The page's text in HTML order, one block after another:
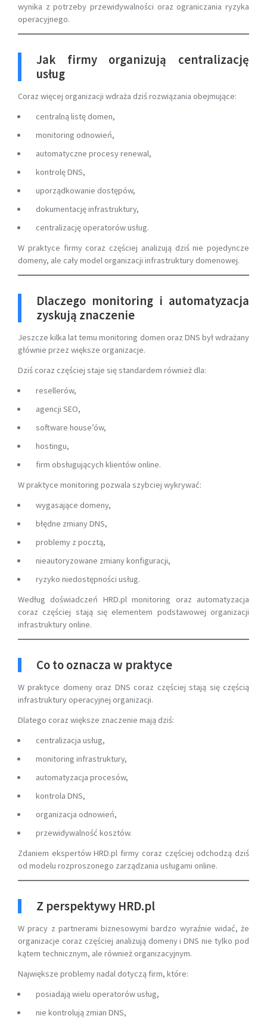
wynika z potrzeby przewidywalności oraz ograniczania ryzyka
operacyjnego.
Jak firmy organizują centralizację
usług
Coraz więcej organizacji wdraża dziś rozwiązania obejmujące:
centralną listę domen,
monitoring odnowień,
automatyczne procesy renewal,
kontrolę DNS,
uporządkowanie dostępów,
dokumentację infrastruktury,
centralizację operatorów usług.
W praktyce firmy coraz częściej analizują dziś nie pojedyncze
domeny, ale cały model organizacji infrastruktury domenowej.
Dlaczego monitoring i automatyzacja
zyskują znaczenie
Jeszcze kilka lat temu monitoring domen oraz DNS był wdrażany
głównie przez większe organizacje.
Dziś coraz częściej staje się standardem również dla:
resellerów,
agencji SEO,
software house’ów,
hostingu,
firm obsługujących klientów online.
W praktyce monitoring pozwala szybciej wykrywać:
wygasające domeny,
błędne zmiany DNS,
problemy z pocztą,
nieautoryzowane zmiany konfiguracji,
ryzyko niedostępności usług.
Według doświadczeń HRD.pl monitoring oraz automatyzacja
coraz częściej stają się elementem podstawowej organizacji
infrastruktury online.
Co to oznacza w praktyce
W praktyce domeny oraz DNS coraz częściej stają się częścią
infrastruktury operacyjnej organizacji.
Dlatego coraz większe znaczenie mają dziś:
centralizacja usług,
monitoring infrastruktury,
automatyzacja procesów,
kontrola DNS,
organizacja odnowień,
przewidywalność kosztów.
Zdaniem ekspertów HRD.pl firmy coraz częściej odchodzą dziś
od modelu rozproszonego zarządzania usługami online.
Z perspektywy HRD.pl
W pracy z partnerami biznesowymi bardzo wyraźnie widać, że
organizacje coraz częściej analizują domeny i DNS nie tylko pod
kątem technicznym, ale również organizacyjnym.
Największe problemy nadal dotyczą firm, które:
posiadają wielu operatorów usług,
nie kontrolują zmian DNS,